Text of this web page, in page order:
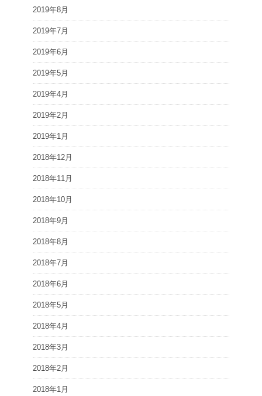
2019年8月
2019年7月
2019年6月
2019年5月
2019年4月
2019年2月
2019年1月
2018年12月
2018年11月
2018年10月
2018年9月
2018年8月
2018年7月
2018年6月
2018年5月
2018年4月
2018年3月
2018年2月
2018年1月